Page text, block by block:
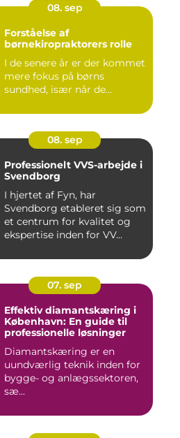
08. sep
Forståelse af
børnekiropraktorers rolle
I de senere år er der kommet
mere fokus på børns
sundhed, især når de...
08. sep
Professionelt VVS-arbejde i
Svendborg
I hjertet af Fyn, har
Svendborg etableret sig som
et centrum for kvalitet og
ekspertise inden for VV...
07. sep
Effektiv diamantskæring i
København: En guide til
professionelle løsninger
Diamantskæring er en
uundværlig teknik inden for
bygge- og anlægssektoren,
sæ...